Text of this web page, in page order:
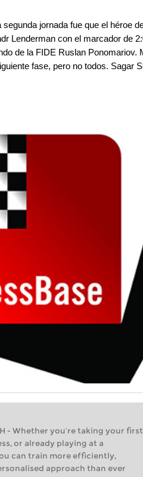
jornada fue que el héroe
Lenderman con el marcador de
de la FIDE Ruslan Ponomariov.
fase, pero no todos. Sagar
- Whether you’re taking your first
or already playing at a
can train more efficiently,
approach than ever